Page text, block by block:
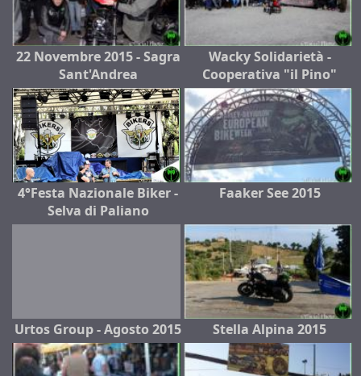
22 Novembre 2015 - Sagra
Sant'Andrea
Wacky Solidarietà -
Cooperativa "il Pino"
4°Festa Nazionale Biker -
Selva di Paliano
Faaker See 2015
Urtos Group - Agosto 2015 Stella Alpina 2015